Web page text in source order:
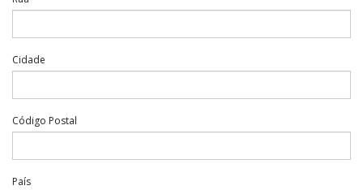
Cidade
Código Postal
País